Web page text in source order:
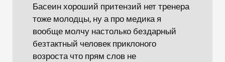
Басеин хороший притензий нет тренера
тоже молодцы, ну а про медика я
вообще молчу настолько бездарный
безтактный человек приклоного
возроста что прям слов не